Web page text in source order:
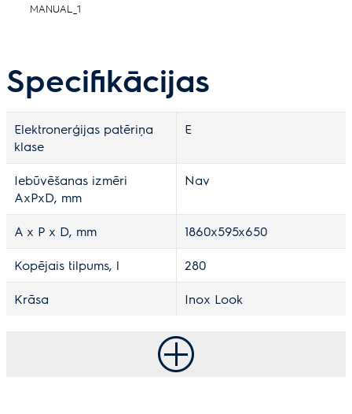
MANUAL_1
Specifikācijas
Elektronerģijas patēriņa
klase
E
Iebūvēšanas izmēri
AxPxD, mm
Nav
A x P x D, mm 1860x595x650
Kopējais tilpums, l 280
Krāsa Inox Look